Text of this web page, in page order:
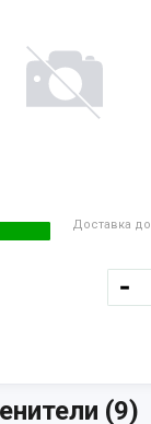
Доставка до
(9)